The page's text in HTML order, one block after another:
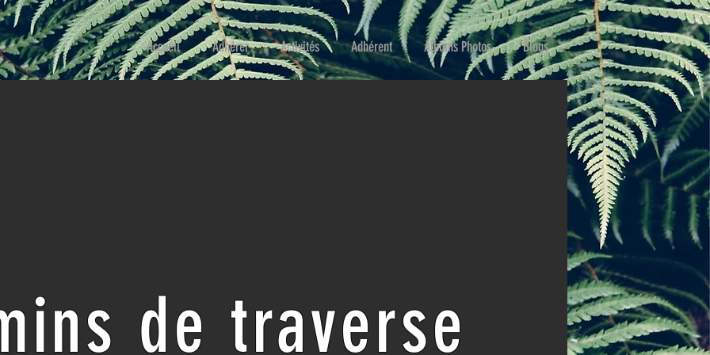
Accueil Adhérer Activités Adhérent Albums Photos Blogs
de traverse